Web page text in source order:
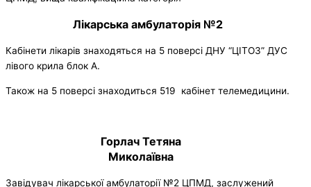
Лікарська амбулаторія №2
Кабінети лікарів знаходяться на 5 поверсі ДНУ “ЦІТОЗ” ДУС
лівого крила блок А.
Також на 5 поверсі знаходиться 519 кабінет телемедицини.
Горлач Тетяна
Миколаївна
Завідувач лікарської амбулаторії №2 ЦПМД, заслужений